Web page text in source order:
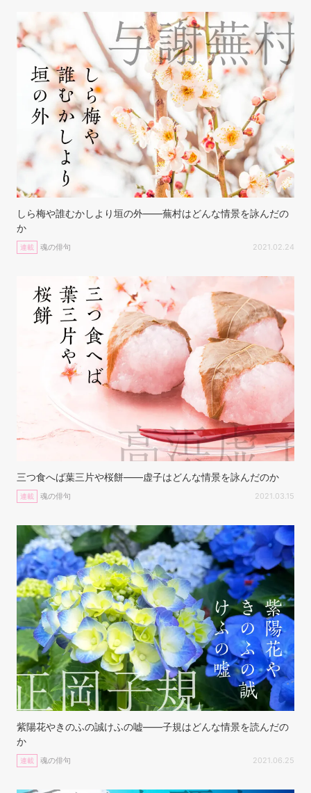
しら梅や誰むかしより垣の外——蕪村はどんな情景を詠んだの
か
連載 魂の俳句 2021.02.24
三つ食へば葉三片や桜餅——虚子はどんな情景を詠んだのか
連載 魂の俳句 2021.03.15
紫陽花やきのふの誠けふの嘘——子規はどんな情景を読んだの
か
連載 魂の俳句 2021.06.25